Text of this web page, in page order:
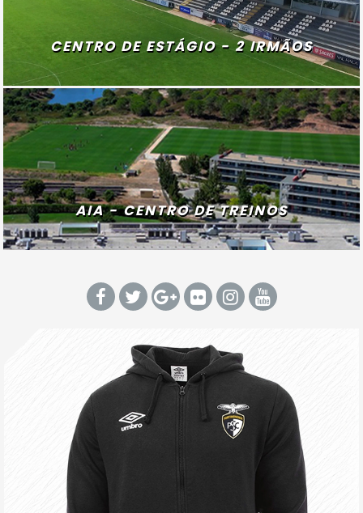
CENTRO DE ESTÁGIO - 2 IRMÃOS
AIA - CENTRO DE TREINOS